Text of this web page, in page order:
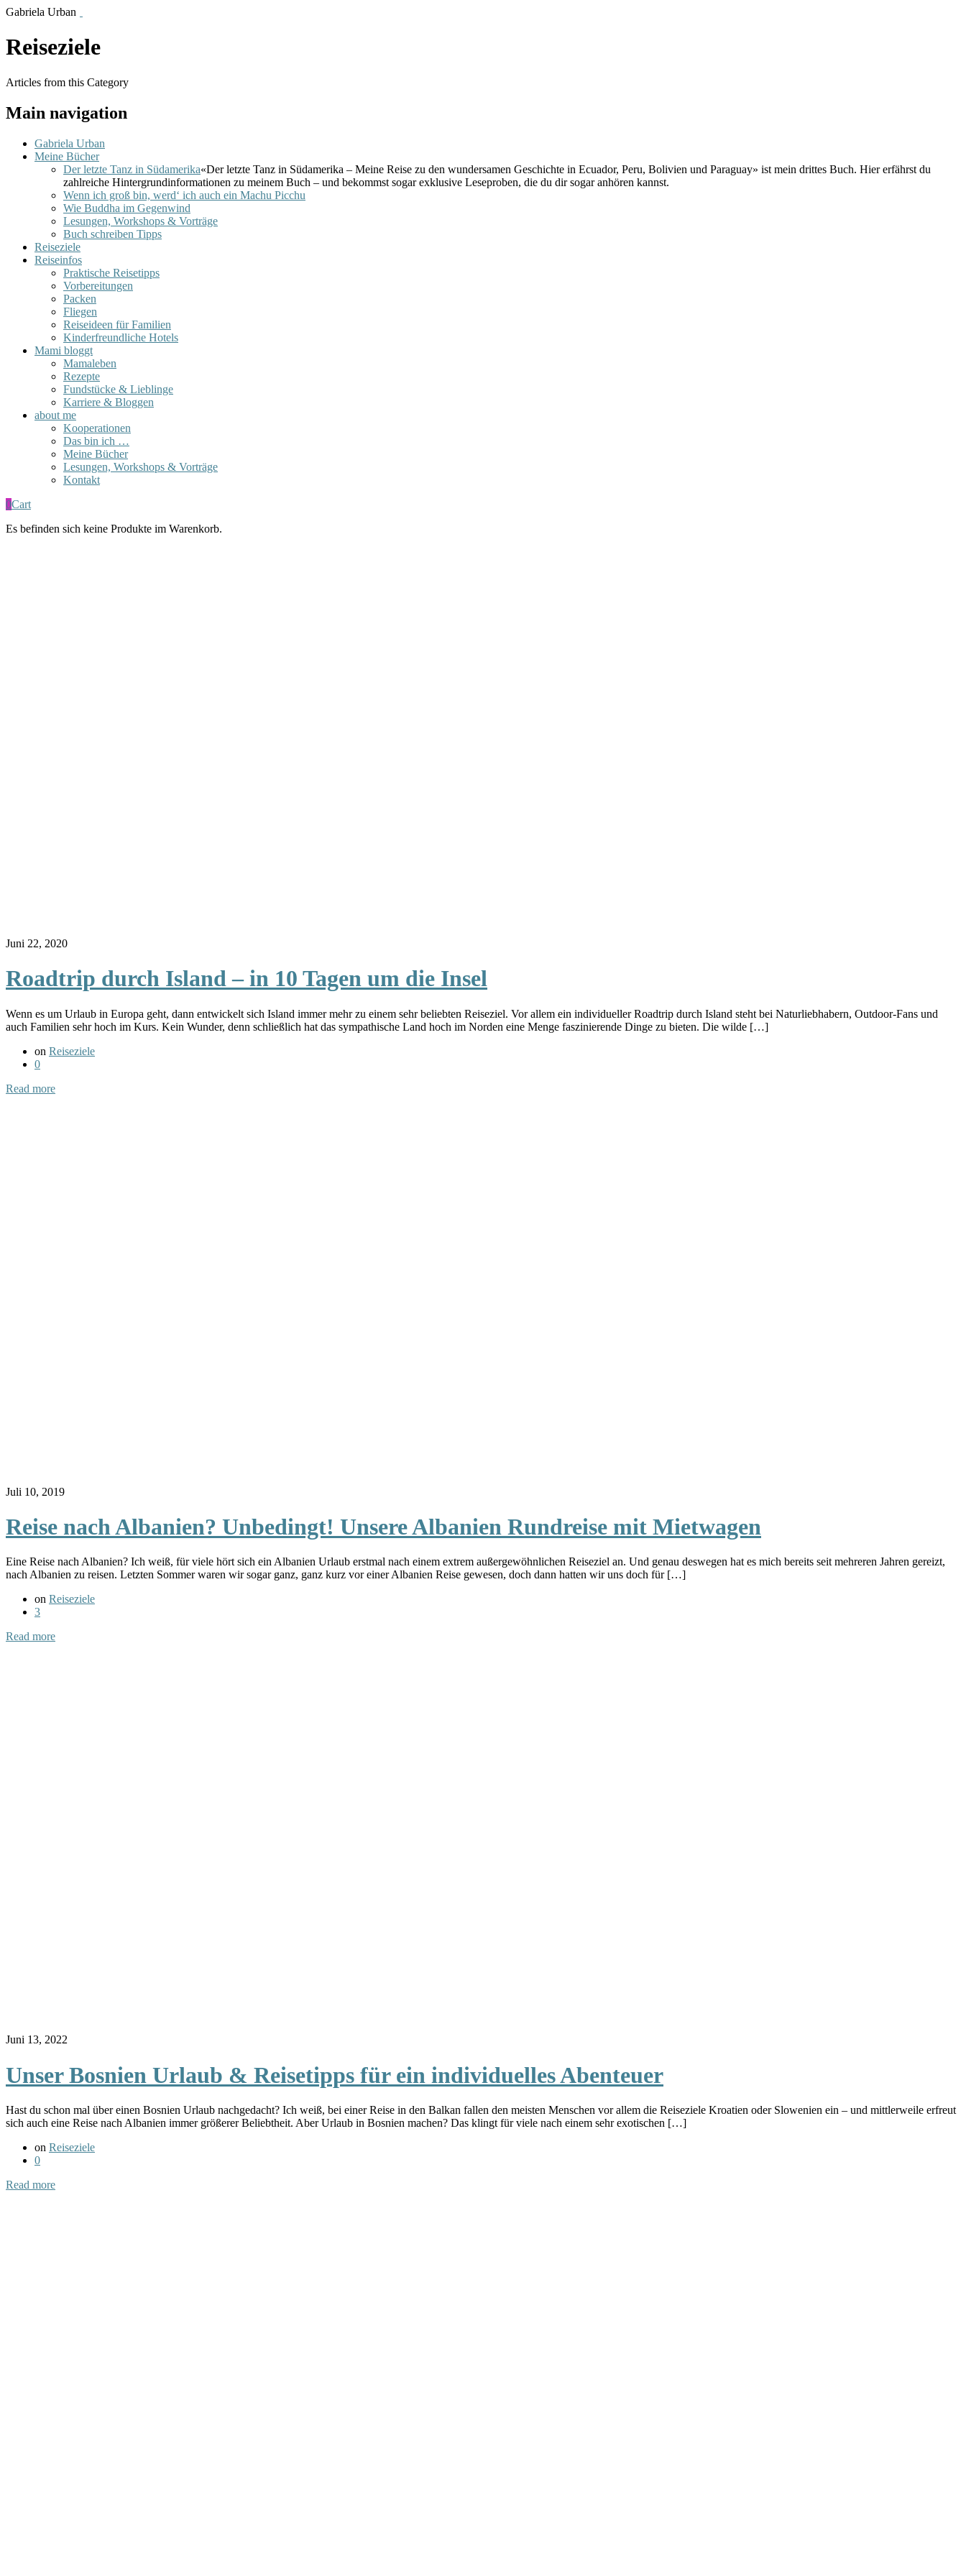
Gabriela Urban
Reiseziele
Articles from this Category
Main navigation
Gabriela Urban
Meine Bücher
Der letzte Tanz in Südamerika«Der letzte Tanz in Südamerika – Meine Reise zu den wundersamen Geschichte in Ecuador, Peru, Bolivien und Paraguay» ist mein drittes Buch. Hier erfährst du
zahlreiche Hintergrundinformationen zu meinem Buch – und bekommst sogar exklusive Leseproben, die du dir sogar anhören kannst.
Wenn ich groß bin, werd‘ ich auch ein Machu Picchu
Wie Buddha im Gegenwind
Lesungen, Workshops & Vorträge
Buch schreiben Tipps
Reiseziele
Reiseinfos
Praktische Reisetipps
Vorbereitungen
Packen
Fliegen
Reiseideen für Familien
Kinderfreundliche Hotels
Mami bloggt
Mamaleben
Rezepte
Fundstücke & Lieblinge
Karriere & Bloggen
about me
Kooperationen
Das bin ich …
Meine Bücher
Lesungen, Workshops & Vorträge
Kontakt
0Cart
Es befinden sich keine Produkte im Warenkorb.
Juni 22, 2020
Roadtrip durch Island – in 10 Tagen um die Insel
Wenn es um Urlaub in Europa geht, dann entwickelt sich Island immer mehr zu einem sehr beliebten Reiseziel. Vor allem ein individueller Roadtrip durch Island steht bei Naturliebhabern, Outdoor-Fans und
auch Familien sehr hoch im Kurs. Kein Wunder, denn schließlich hat das sympathische Land hoch im Norden eine Menge faszinierende Dinge zu bieten. Die wilde […]
on Reiseziele
0
Read more
Juli 10, 2019
Reise nach Albanien? Unbedingt! Unsere Albanien Rundreise mit Mietwagen
Eine Reise nach Albanien? Ich weiß, für viele hört sich ein Albanien Urlaub erstmal nach einem extrem außergewöhnlichen Reiseziel an. Und genau deswegen hat es mich bereits seit mehreren Jahren gereizt,
nach Albanien zu reisen. Letzten Sommer waren wir sogar ganz, ganz kurz vor einer Albanien Reise gewesen, doch dann hatten wir uns doch für […]
on Reiseziele
3
Read more
Juni 13, 2022
Unser Bosnien Urlaub & Reisetipps für ein individuelles Abenteuer
Hast du schon mal über einen Bosnien Urlaub nachgedacht? Ich weiß, bei einer Reise in den Balkan fallen den meisten Menschen vor allem die Reiseziele Kroatien oder Slowenien ein – und mittlerweile erfreut
sich auch eine Reise nach Albanien immer größerer Beliebtheit. Aber Urlaub in Bosnien machen? Das klingt für viele nach einem sehr exotischen […]
on Reiseziele
0
Read more